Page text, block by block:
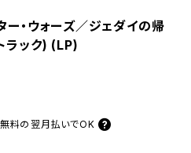
ー・ウォーズ／ジェダイの帰
ラック) (LP)
料の 翌月払いでOK